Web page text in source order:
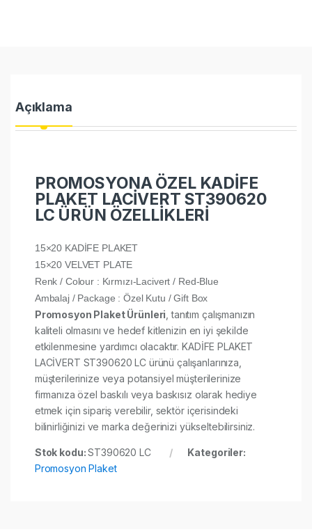
Açıklama
PROMOSYONA ÖZEL KADİFE
PLAKET LACİVERT ST390620
LC ÜRÜN ÖZELLİKLERİ
15×20 KADİFE PLAKET
15×20 VELVET PLATE
Renk / Colour : Kırmızı-Lacivert / Red-Blue
Ambalaj / Package : Özel Kutu / Gift Box
Promosyon Plaket Ürünleri , tanıtım çalışmanızın
kaliteli olmasını ve hedef kitlenizin en iyi şekilde
etkilenmesine yardımcı olacaktır. KADİFE PLAKET
LACİVERT ST390620 LC ürünü çalışanlarınıza,
müşterilerinize veya potansiyel müşterilerinize
firmanıza özel baskılı veya baskısız olarak hediye
etmek için sipariş verebilir, sektör içerisindeki
bilinirliğinizi ve marka değerinizi yükseltebilirsiniz.
Stok kodu:ST390620 LC
Kategoriler:
Promosyon Plaket